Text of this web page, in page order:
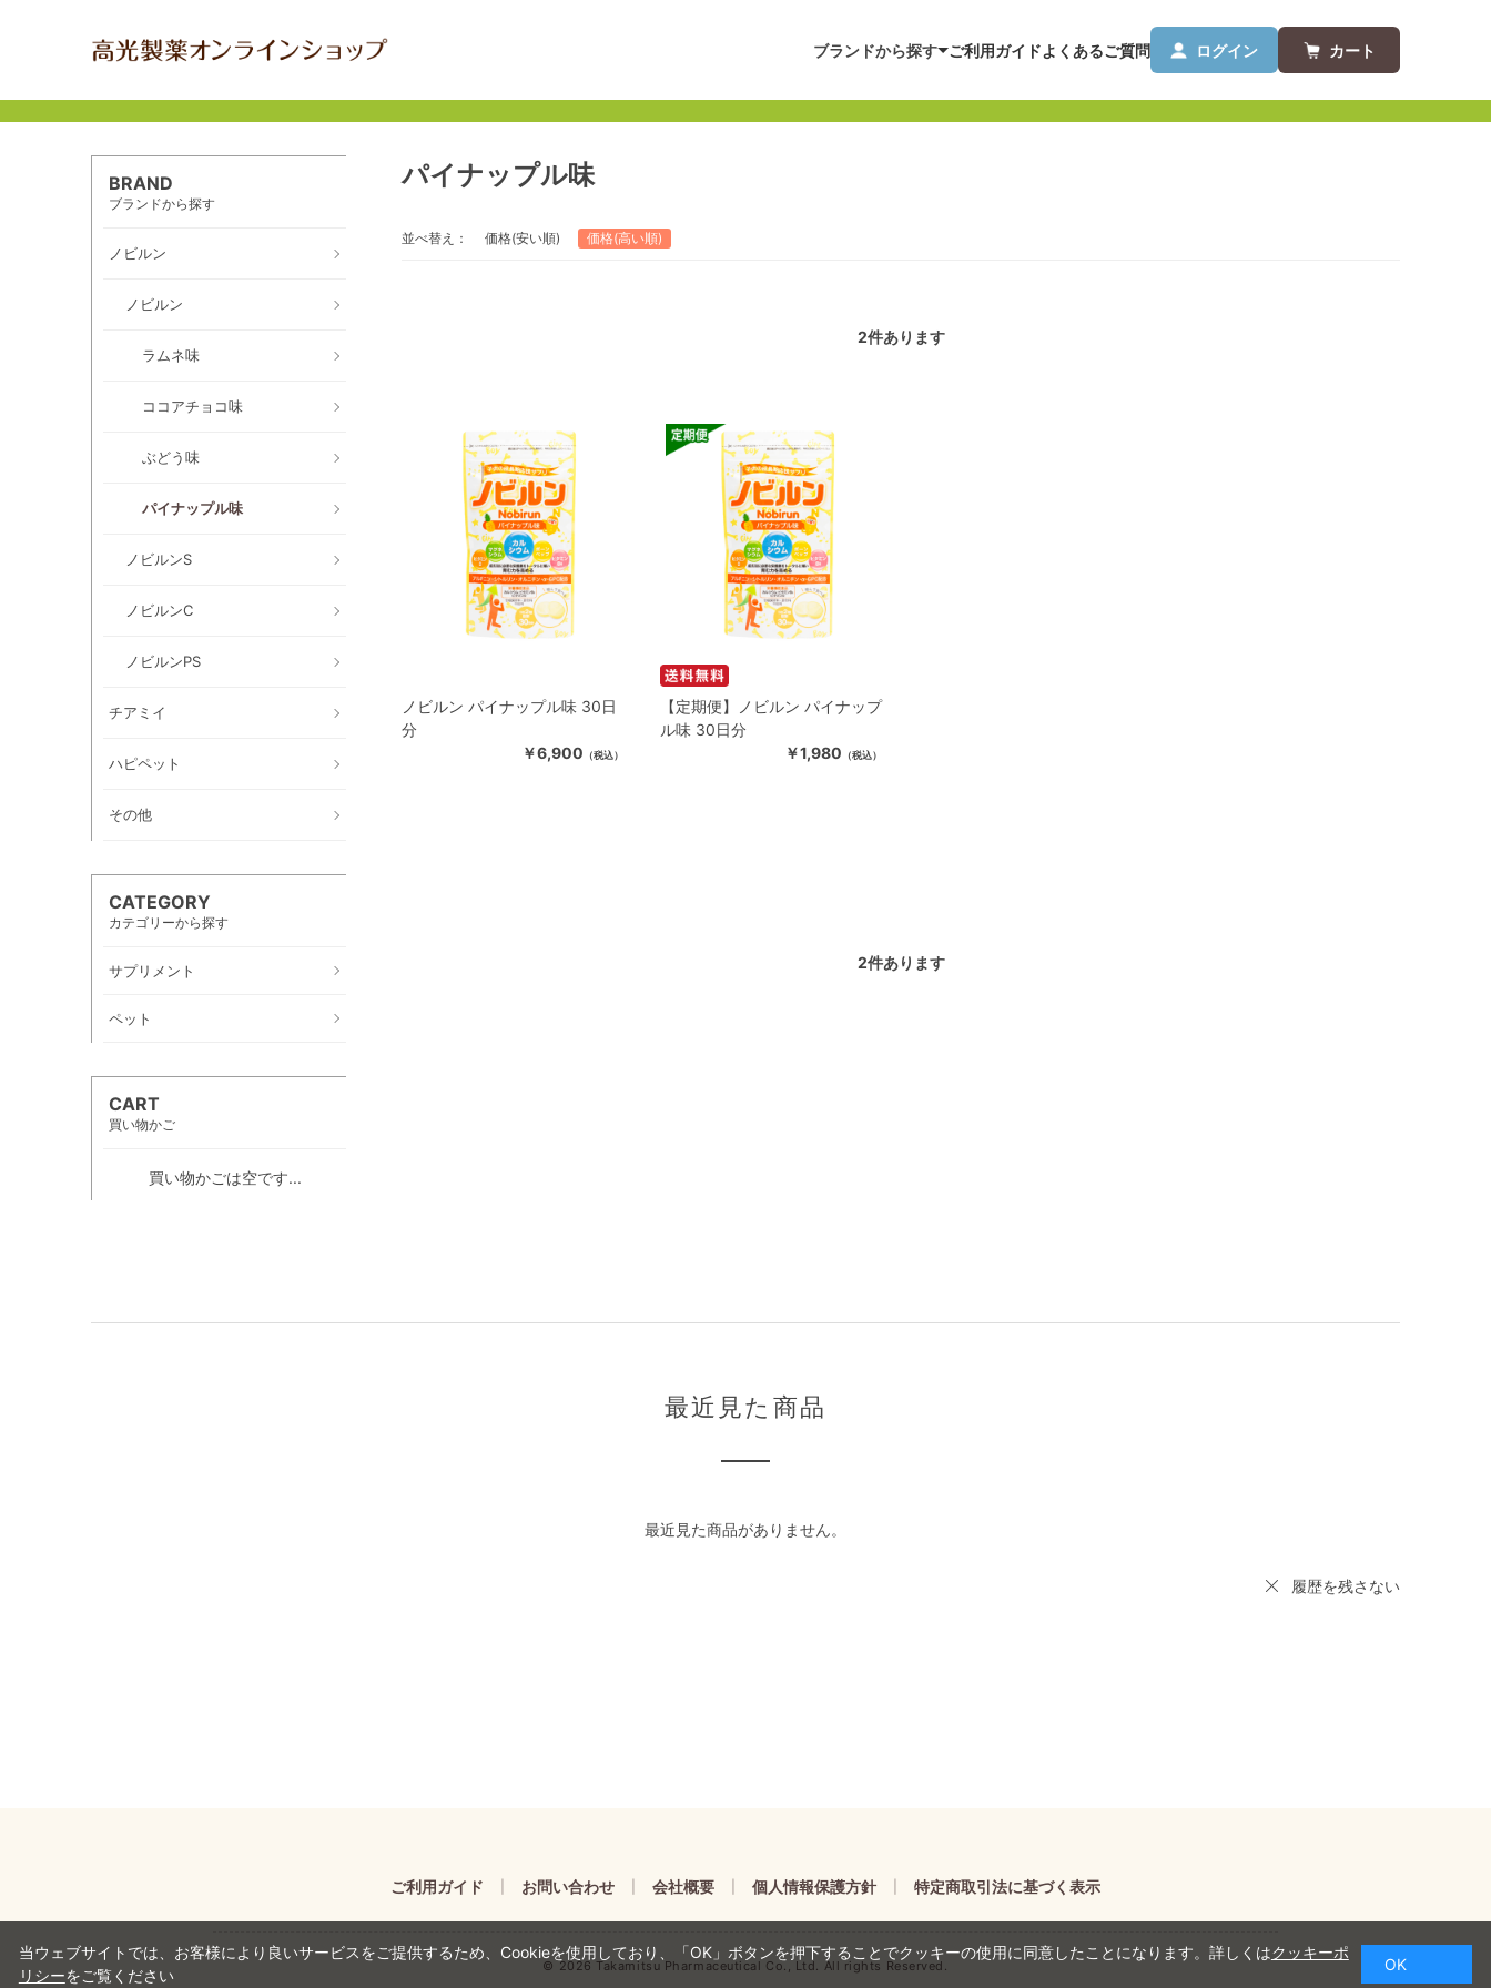
ブランドから探す ご利用ガイドよくあるご質問 ログイン カート
BRAND
ブランドから探す
ノビルン
ノビルン
ラムネ味
ココアチョコ味
ぶどう味
パイナップル味
ノビルンS
ノビルンC
ノビルンPS
チアミイ
ハピペット
その他
CATEGORY
カテゴリーから探す
サプリメント
ペット
CART
買い物かご
買い物かごは空です...
パイナップル味
並べ替え： 価格(安い順) 価格(高い順)
2件あります
ノビルン パイナップル味 30日
分
￥6,900 （税込）
【定期便】ノビルン パイナップ
ル味 30日分
￥1,980 （税込）
2件あります
最近見た商品
最近見た商品がありません。
履歴を残さない
ご利用ガイド お問い合わせ 会社概要 個人情報保護方針 特定商取引法に基づく表示
©2026 Takamitsu Pharmaceutical Co., Ltd. All rights Reserved.
当ウェブサイトでは、お客様により良いサービスをご提供するため、Cookieを使用しており、「OK」ボタンを押下することでクッキーの使用に同意したことになります。詳しくはクッキーポ
リシーをご覧ください
OK